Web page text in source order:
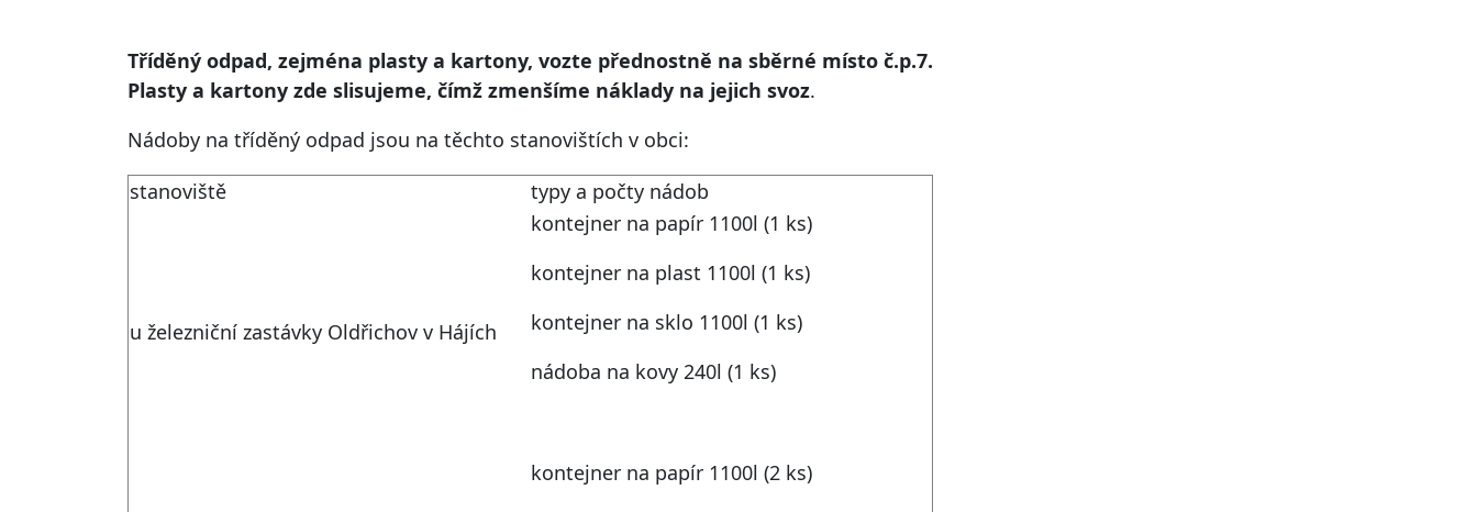
Tříděný odpad, zejména plasty a kartony, vozte přednostně na sběrné místo č.p.7.
Plasty a kartony zde slisujeme, čímž zmenšíme náklady na jejich svoz.
Nádoby na tříděný odpad jsou na těchto stanovištích v obci:
stanoviště
typy a počty nádob
u železniční zastávky Oldřichov v Hájích
kontejner na papír 1100l (1 ks)
kontejner na plast 1100l (1 ks)
kontejner na sklo 1100l (1 ks)
nádoba na kovy 240l (1 ks)
kontejner na papír 1100l (2 ks)